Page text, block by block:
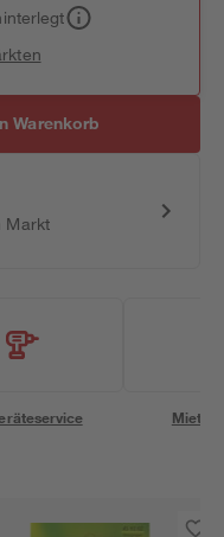
Warenkorb
Markt